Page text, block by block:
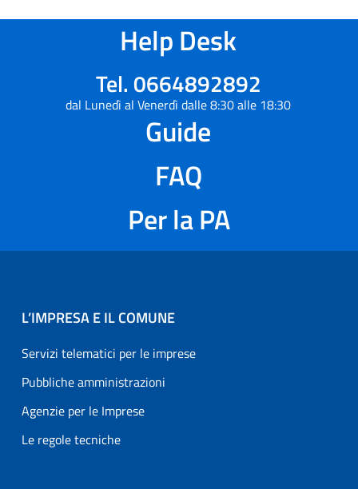
Help Desk
Tel. 0664892892
dal Lunedì al Venerdì dalle 8:30 alle 18:30
Guide
FAQ
Per la PA
L’IMPRESA E IL COMUNE
Servizi telematici per le imprese
Pubbliche amministrazioni
Agenzie per le Imprese
Le regole tecniche